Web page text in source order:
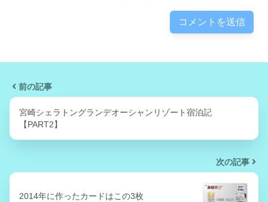
前の記事
宮崎シェラトングランデオーシャンリゾート宿泊記
【PART2】
次の記事
2014年に作ったカードはこの3枚